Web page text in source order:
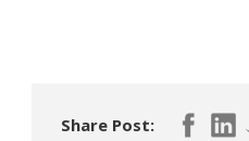
Share Post: